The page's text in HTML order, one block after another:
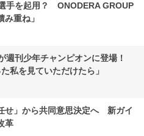
手を起用？ ONODERA GROUP
み重ね」
週刊少年チャンピオンに登場！
私を見ていただけたら」
せ」から共同意思決定へ 新ガイ
革